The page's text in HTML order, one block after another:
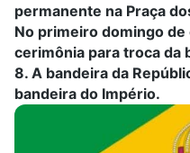
permanente na Praça
No primeiro domingo de
cerimônia para troca da
8. A bandeira da
bandeira do Império.